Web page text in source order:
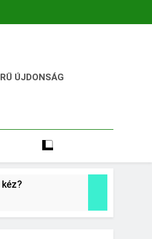
ÚJDONSÁG